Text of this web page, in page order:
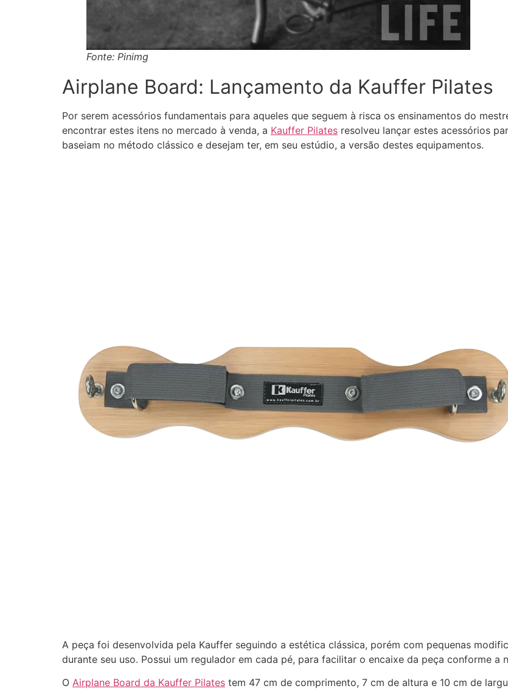
Fonte: Pinimg
Airplane Board: Lançamento da Kauffer Pilates
Por serem acessórios fundamentais para aqueles que seguem à risca os ensinamentos do
encontrar estes itens no mercado à venda, a Kauffer Pilates resolveu lançar estes acessórios
baseiam no método clássico e desejam ter, em seu estúdio, a versão destes equipamentos.
A peça foi desenvolvida pela Kauffer seguindo a estética clássica, porém com pequenas
durante seu uso. Possui um regulador em cada pé, para facilitar o encaixe da peça conforme a
O Airplane Board da Kauffer Pilates tem 47 cm de comprimento, 7 cm de altura e 10 cm de